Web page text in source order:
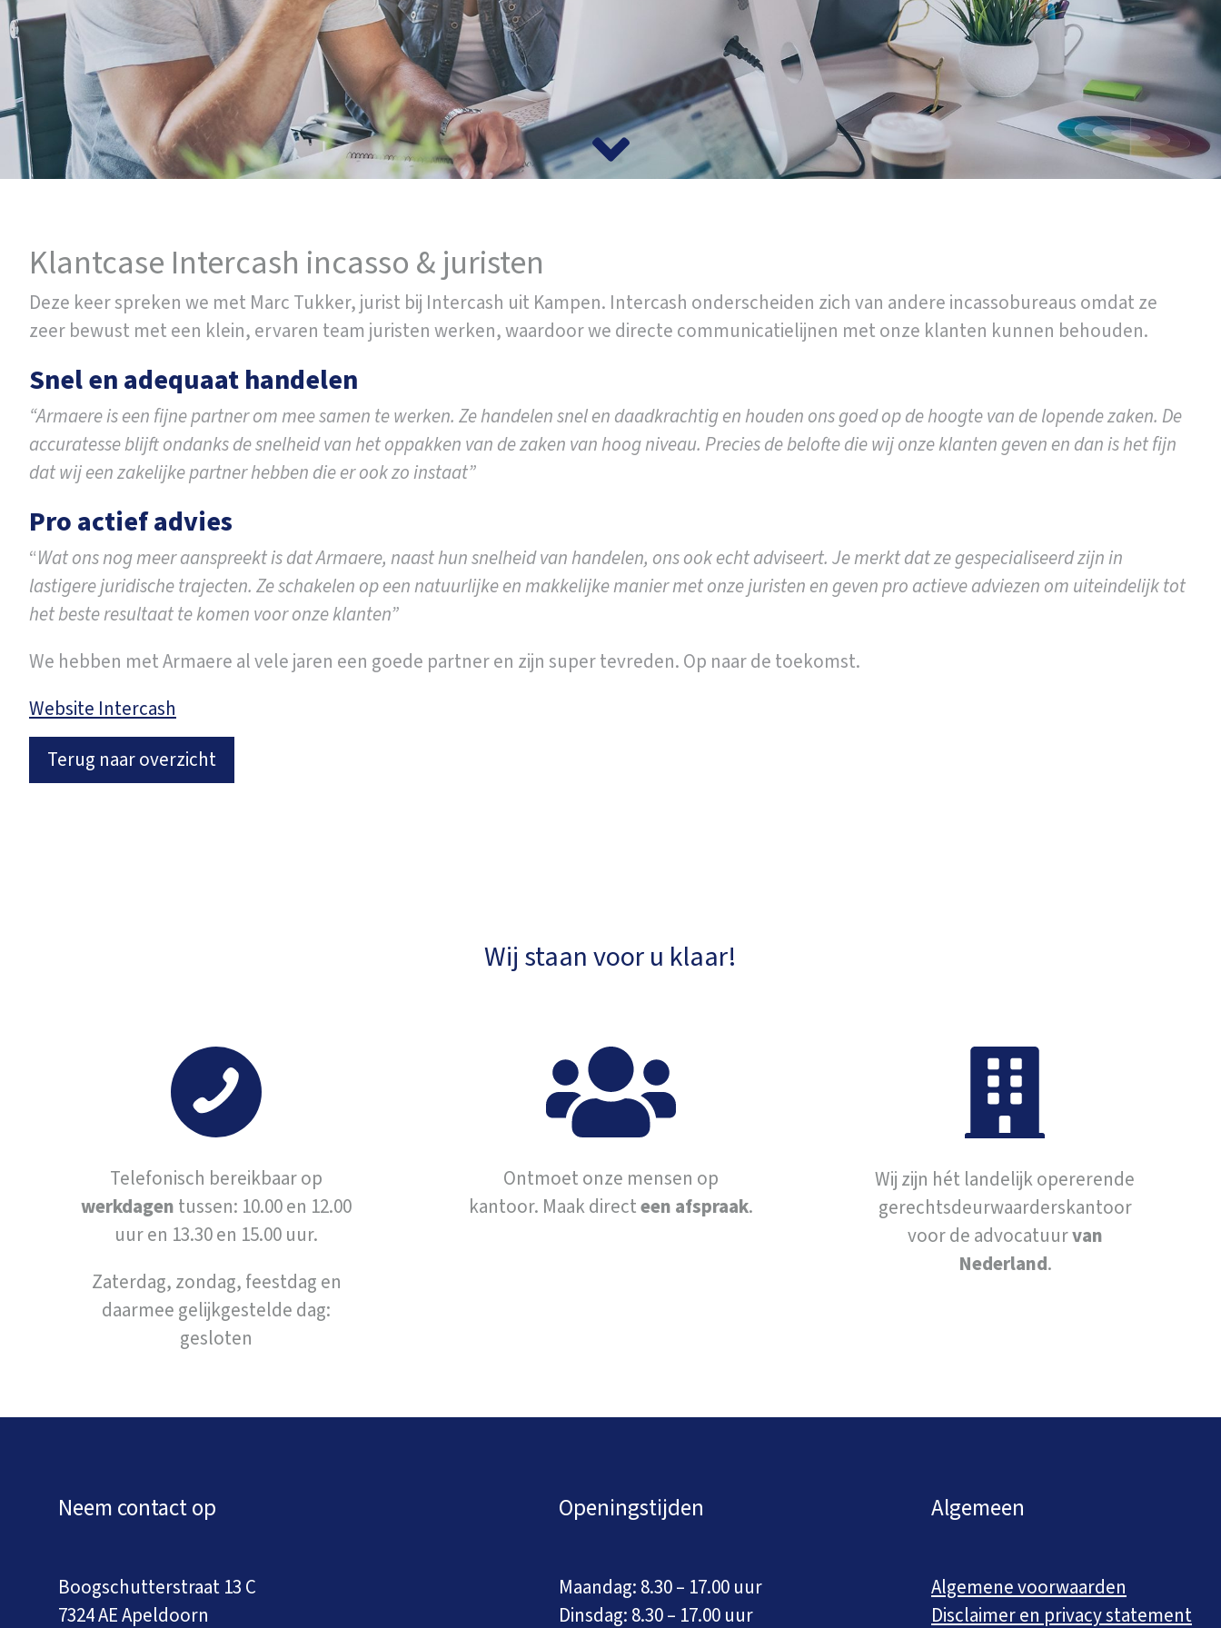
Klantcase Intercash incasso & juristen
Deze keer spreken we met Marc Tukker, jurist bij Intercash uit Kampen. Intercash onderscheiden zich van andere incassobureaus omdat ze
zeer bewust met een klein, ervaren team juristen werken, waardoor we directe communicatielijnen met onze klanten kunnen behouden.
Snel en adequaat handelen
“Armaere is een fijne partner om mee samen te werken. Ze handelen snel en daadkrachtig en houden ons goed op de hoogte van de lopende zaken. De
accuratesse blijft ondanks de snelheid van het oppakken van de zaken van hoog niveau. Precies de belofte die wij onze klanten geven en dan is het fijn
dat wij een zakelijke partner hebben die er ook zo instaat”
Pro actief advies
“Wat ons nog meer aanspreekt is dat Armaere, naast hun snelheid van handelen, ons ook echt adviseert. Je merkt dat ze gespecialiseerd zijn in
lastigere juridische trajecten. Ze schakelen op een natuurlijke en makkelijke manier met onze juristen en geven pro actieve adviezen om uiteindelijk tot
het beste resultaat te komen voor onze klanten”
We hebben met Armaere al vele jaren een goede partner en zijn super tevreden. Op naar de toekomst.
Website Intercash
Terug naar overzicht
Wij staan voor u klaar!
Telefonisch bereikbaar op
werkdagen tussen: 10.00 en 12.00
uur en 13.30 en 15.00 uur.
Zaterdag, zondag, feestdag en
daarmee gelijkgestelde dag:
gesloten
Ontmoet onze mensen op
kantoor. Maak directeen afspraak.
Wij zijn hét landelijk opererende
gerechtsdeurwaarderskantoor
voor de advocatuurvan
Nederland.
Neem contact op
Boogschutterstraat 13 C
7324 AE Apeldoorn
Openingstijden
Maandag: 8.30 – 17.00 uur
Dinsdag: 8.30 – 17.00 uur
Algemeen
Algemene voorwaarden
Disclaimer en privacy statement